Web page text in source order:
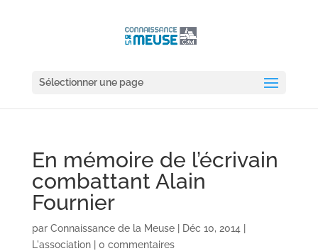
Sélectionner une page
En mémoire de l’écrivain
combattant Alain
Fournier
par Connaissance de la Meuse| Déc 10, 2014
L'association| 0 commentaires